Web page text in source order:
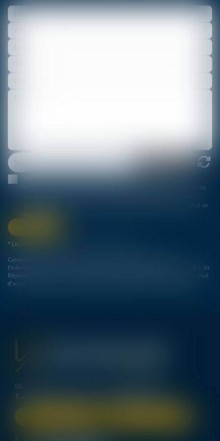
J'accepte que les informations saisies soient traitées
informatiquement par LEXAVOUE KPDB Bordeaux et l'hébergeur du
LEXAVOUE KPDB Bordeaux et/ou Maître Philippe ROGER qui peut en
* Les champs suivis d'un astérisque sont obligatoires.
Conformément à la loi n°78-17 du 6 janvier 1978 modifiée relative à
l'informatique, aux fichiers et aux libertés, et au règlement européen 2016/679, dit
Règlement Général sur la Protection des Données (RGPD), vous disposez d'un droit
d'accès, de rectification, de suppression des informations qui vous concernent.
98, Cours d’Alsace Lorraine - 33000 BORDEAUX
T.